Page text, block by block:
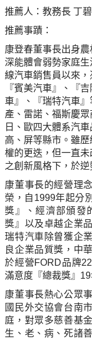
推薦人：教務長 丁
推薦事蹟：
康登春董事長出身
深能體會弱勢家庭
線汽車銷售員以來
『賓美汽車』、『
車』、『瑞特汽車
產、雷諾、福斯慶
日、歐四大體系汽
高、屏等縣市。雖
權的更迭，但一直
之創新風格下，於逆
康董事長的經營理
榮，自1999年起分
獎』、經濟部頒發
獎』以及卓越企業
瑞特汽車除曾獲企
良企業品質獎，中
於經營FORD品牌
滿意度『總裁獎』
康董事長熱心公眾
國民外交協會台南
庭，對眾多慈善基
生、老、病、死諸